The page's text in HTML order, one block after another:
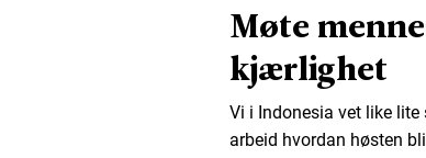
Møte
kjærlighet
Vi i Indonesia vet like lite
arbeid hvordan høsten